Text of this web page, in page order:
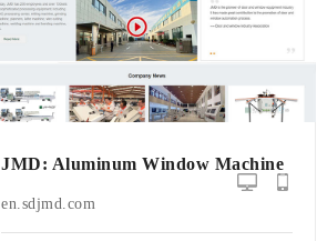
JMD: Aluminum Window Machine
en.sdjmd.com